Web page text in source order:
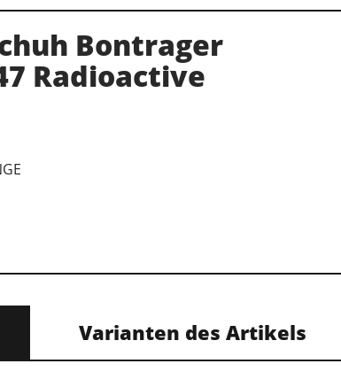
Bontrager
Radioactive
Varianten des Artikels